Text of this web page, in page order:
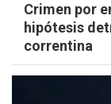
Crimen por
hipótesis
correntina